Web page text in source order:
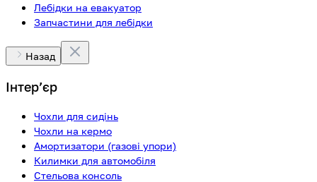
Лебідки на евакуатор
Запчастини для лебідки
Назад
Інтерʼєр
Чохли для сидінь
Чохли на кермо
Амортизатори (газові упори)
Килимки для автомобіля
Стельова консоль